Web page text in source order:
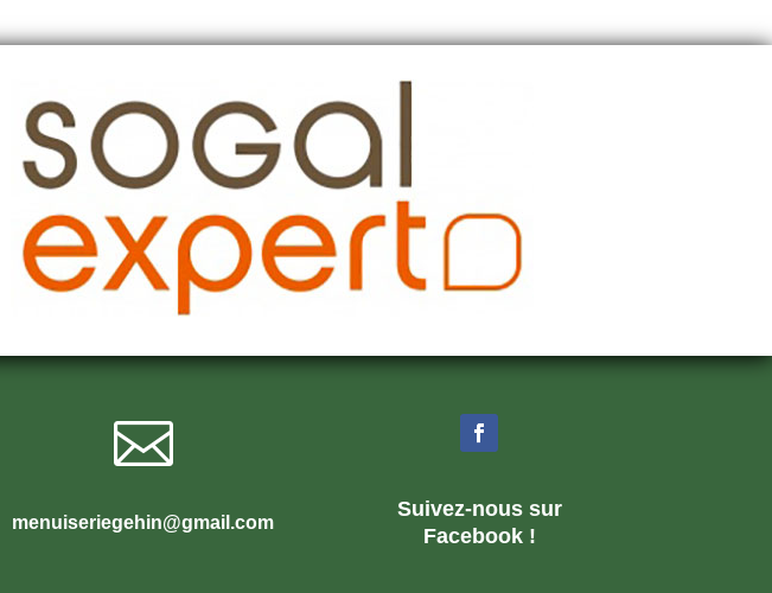

menuiseriegehin@gmail.com
Suivez-nous sur
Facebook !